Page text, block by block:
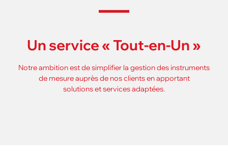
Un service « Tout-en-Un »
Notre ambition est de simplifier la gestion des instruments
de mesure auprès de nos clients en apportant
solutions et services adaptées.